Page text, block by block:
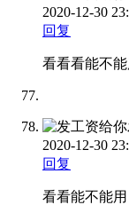
2020-12-30
回复
看看看能不能
2020-12-30
回复
看看能不能用